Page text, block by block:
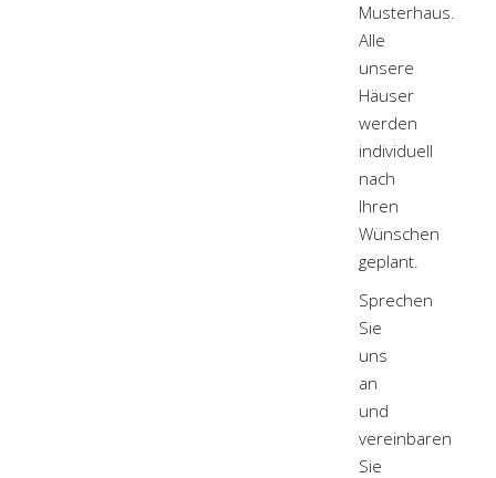
Musterhaus.
Alle
unsere
Häuser
werden
individuell
nach
Ihren
Wünschen
geplant.
Sprechen
Sie
uns
an
und
vereinbaren
Sie